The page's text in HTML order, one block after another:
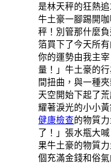
是林天秤的狂熱
牛土豪一腳踢開
秤！別管那什麼
箔買下了今天所
你的運勢由我主
量！」牛土豪的
間扭曲，與一種
天空開始下起了
耀著淚光的小小
健康檢查的物質
了！」張水瓶大
果牛土豪的物質
個充滿金錢和俗